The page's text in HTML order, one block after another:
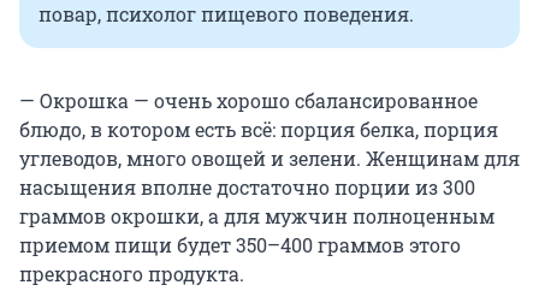
повар, психолог пищевого поведения.
— Окрошка — очень хорошо сбалансированное
блюдо, в котором есть всё: порция белка, порция
углеводов, много овощей и зелени. Женщинам для
насыщения вполне достаточно порции из 300
граммов окрошки, а для мужчин полноценным
приемом пищи будет350–400 граммовэтого
прекрасного продукта.